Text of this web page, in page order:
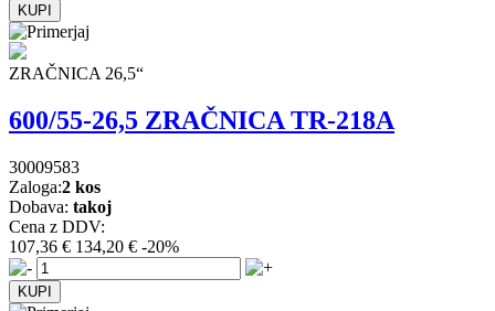
ZRAČNICA 26,5“
600/55-26,5 ZRAČNICA TR-218A
30009583
Zaloga:2 kos
Dobava: takoj
Cena z DDV:
107,36 € 134,20 € -20%